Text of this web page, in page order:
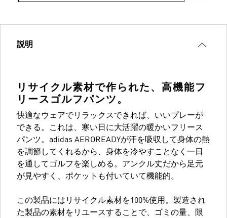
説明
リサイクル素材で作られた、高機能フ
リースゴルフパンツ。
快適なウェアでリラックスできれば、いいプレーが
できる。これは、寒い日に大活躍の暖かいフリース
パンツ。adidas AEROREADYが汗を吸収して身体の熱
を調節してくれるから、身体を冷やすことなく一日
を通してゴルフを楽しめる。アンクル丈だから足元
が見やすく、ポケットも付いていて機能的。
この製品にはリサイクル素材を100%使用。製造され
た製品の素材をリユースすることで、ゴミの量、限